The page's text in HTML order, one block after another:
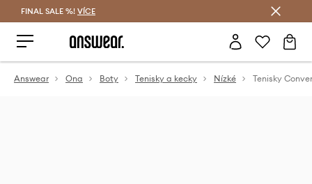
FINAL SALE %! VÍCE
Answear Ona Boty Tenisky a kecky Nízké